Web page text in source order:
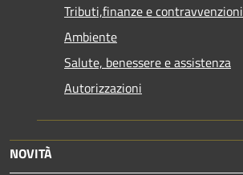
Tributi,finanze e contravvenzioni
Ambiente
Salute, benessere e assistenza
Autorizzazioni
NOVITÀ